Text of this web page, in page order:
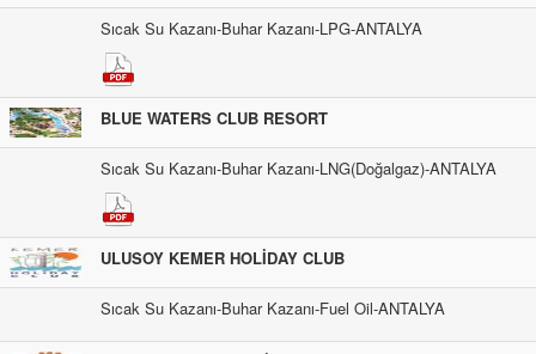
Sıcak Su Kazanı-Buhar Kazanı-LPG-ANTALYA
BLUE WATERS CLUB RESORT
Sıcak Su Kazanı-Buhar Kazanı-LNG(Doğalgaz)-ANTALYA
ULUSOY KEMER HOLİDAY CLUB
Sıcak Su Kazanı-Buhar Kazanı-Fuel Oil-ANTALYA